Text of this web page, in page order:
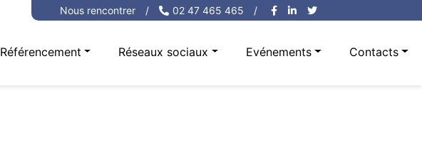
Nous rencontrer / 02 47 465 465 /
Référencement Réseaux sociaux Evénements Contacts